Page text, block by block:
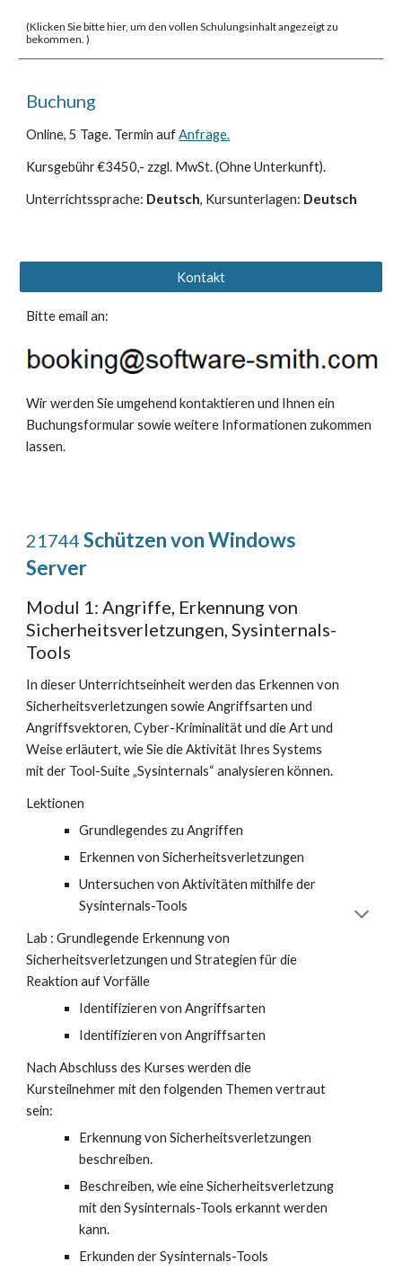
(Klicken Sie bitte hier, um den vollen Schulungsinhalt angezeigt zu
bekommen. )
Buchung
Online, 5 Tage. Termin aufAnfrage.
Kursgebühr €3450,- zzgl. MwSt. (Ohne Unterkunft).
Unterrichtssprache: Deutsch, Kursunterlagen: Deutsch
Kontakt
Bitte email an:
Wir werden Sie umgehend kontaktieren und Ihnen ein
Buchungsformular sowie weitere Informationen zukommen
lassen.
21744Schützen von Windows
Server
Modul 1: Angriffe, Erkennung von
Sicherheitsverletzungen, Sysinternals-
Tools
In dieser Unterrichtseinheit werden das Erkennen von
Sicherheitsverletzungen sowie Angriffsarten und
Angriffsvektoren, Cyber-Kriminalität und die Art und
Weise erläutert, wie Sie die Aktivität Ihres Systems
mit der Tool-Suite „Sysinternals“ analysieren können.
Lektionen
Grundlegendes zu Angriffen
Erkennen von Sicherheitsverletzungen
Untersuchen von Aktivitäten mithilfe der
Sysinternals-Tools
Lab : Grundlegende Erkennung von
Sicherheitsverletzungen und Strategien für die
Reaktion auf Vorfälle
Identifizieren von Angriffsarten
Identifizieren von Angriffsarten
Nach Abschluss des Kurses werden die
Kursteilnehmer mit den folgenden Themen vertraut
sein:
Erkennung von Sicherheitsverletzungen
beschreiben.
Beschreiben, wie eine Sicherheitsverletzung
mit den Sysinternals-Tools erkannt werden
kann.
Erkunden der Sysinternals-Tools